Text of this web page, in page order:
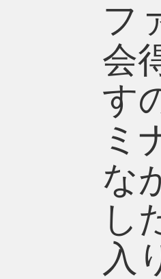
フ
会
す
ミ
な
し
入